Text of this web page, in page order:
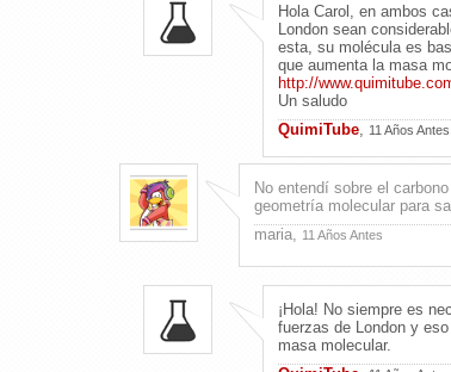
Hola Carol, en ambos
London sean
esta, su molécula es
que aumenta la masa
http://
Un saludo
QuimiTube, 11 Años Antes
No entendí sobre el
geometría molecular para
maria,
11 Años Antes
¡Hola! No siempre es
fuerzas de London y
masa molecular.